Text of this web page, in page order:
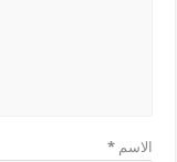
الاسم*